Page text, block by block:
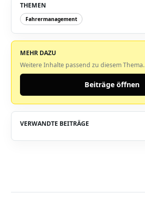
THEMEN
Fahrermanagement
MEHR DAZU
Weitere Inhalte passend zu diesem Thema.
Beiträge öffnen
VERWANDTE BEITRÄGE